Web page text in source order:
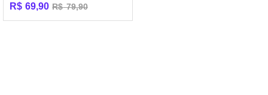
R$ 69,90 R$79,90